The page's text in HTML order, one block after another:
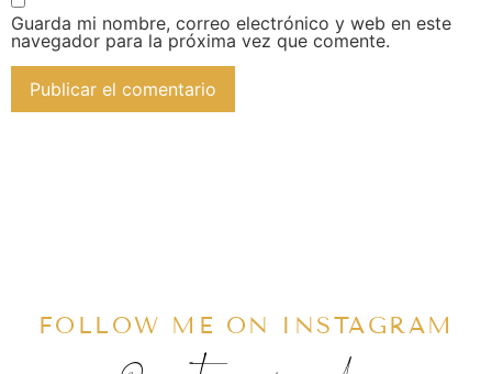
Guarda mi nombre, correo electrónico y web en este
navegador para la próxima vez que comente.
FOLLOW ME ON INSTAGRAM